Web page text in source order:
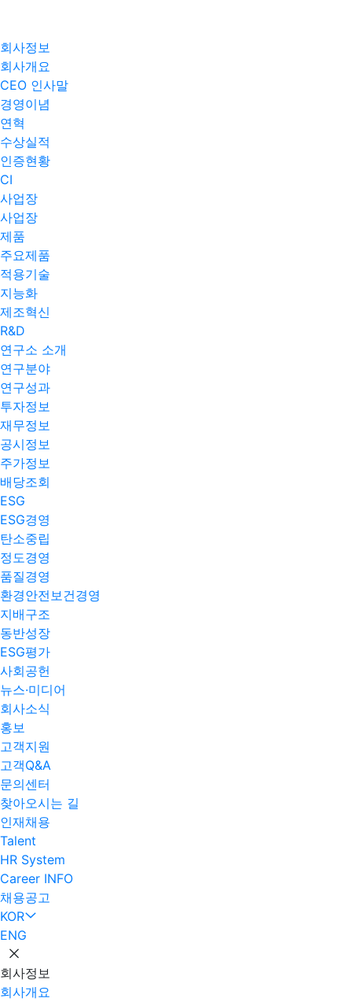
회사정보
회사개요
CEO 인사말
경영이념
연혁
수상실적
인증현황
CI
사업장
사업장
제품
주요제품​
적용기술
지능화
제조혁신
R&D
연구소 소개
연구분야
연구성과
투자정보
재무정보
공시정보
주가정보
배당조회
ESG
ESG경영
탄소중립
정도경영
품질경영
환경안전보건경영
지배구조
동반성장
ESG평가
사회공헌
뉴스·미디어
회사소식
홍보
고객지원
고객Q&A
문의센터
찾아오시는 길
인재채용
Talent
HR System
Career INFO
채용공고
KOR
ENG
회사정보
회사개요